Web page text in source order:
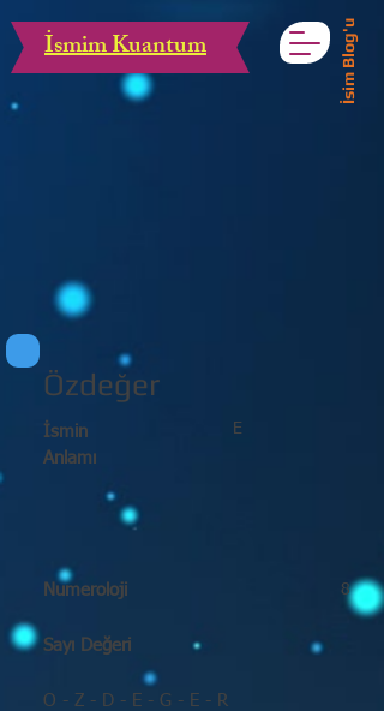
İsmim Kuantum İsim Blog'u
Özdeğer
E
İsmin
Anlamı
Numeroloji
Sayı Değeri
8
O - Z - D - E - G - E - R